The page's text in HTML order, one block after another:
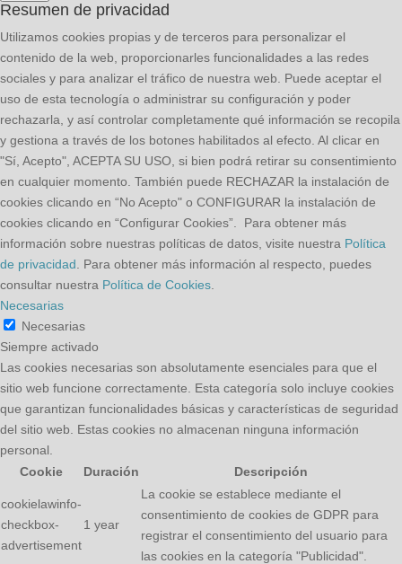
Resumen de privacidad
Utilizamos cookies propias y de terceros para personalizar el
contenido de la web, proporcionarles funcionalidades a las redes
sociales y para analizar el tráfico de nuestra web. Puede aceptar el
uso de esta tecnología o administrar su configuración y poder
rechazarla, y así controlar completamente qué información se recopila
y gestiona a través de los botones habilitados al efecto. Al clicar en
"Sí, Acepto", ACEPTA SU USO, si bien podrá retirar su consentimiento
en cualquier momento. También puede RECHAZAR la instalación de
cookies clicando en “No Acepto" o CONFIGURAR la instalación de
cookies clicando en “Configurar Cookies”. Para obtener más
información sobre nuestras políticas de datos, visite nuestra Política
de privacidad . Para obtener más información al respecto, puedes
consultar nuestra Política de Cookies
Necesarias
Necesarias
Siempre activado
Las cookies necesarias son absolutamente esenciales para que el
sitio web funcione correctamente. Esta categoría solo incluye cookies
que garantizan funcionalidades básicas y características de seguridad
del sitio web. Estas cookies no almacenan ninguna información
personal.
Cookie
Duración Descripción
cookielawinfo-
checkbox-
advertisement
1 year
La cookie se establece mediante el
consentimiento de cookies de GDPR para
registrar el consentimiento del usuario para
las cookies en la categoría "Publicidad".